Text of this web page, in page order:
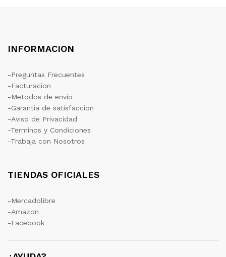
INFORMACION
-Preguntas Frecuentes
-Facturacion
-Metodos de envio
-Garantia de satisfaccion
-Aviso de Privacidad
-Terminos y Condiciones
-Trabaja con Nosotros
TIENDAS OFICIALES
-Mercadolibre
-Amazon
-Facebook